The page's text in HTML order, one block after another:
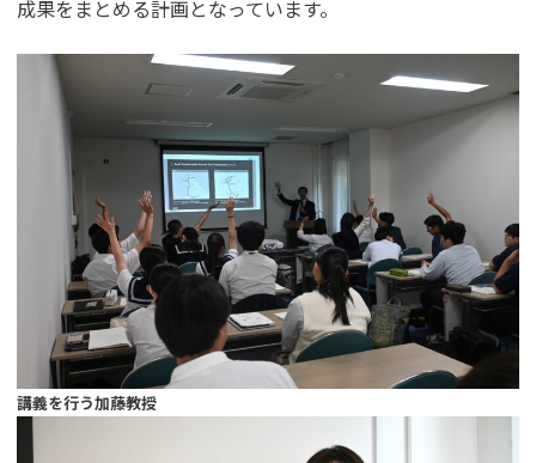
成果をまとめる計画となっています。
講義を行う加藤教授